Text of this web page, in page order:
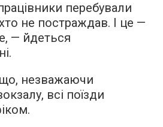
перебували
не постраждав. І це —
— йдеться
незважаючи
всі поїзди